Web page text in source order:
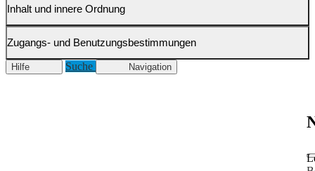
Inhalt und innere Ordnung
Zugangs- und Benutzungsbestimmungen
Hilfe Suche Navigation